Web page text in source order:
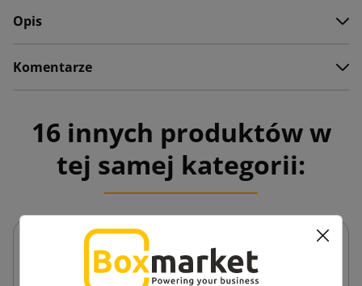
Opis
Komentarze
16 innych produktów w
tej samej kategorii: